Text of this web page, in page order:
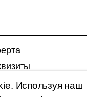
Используя наш